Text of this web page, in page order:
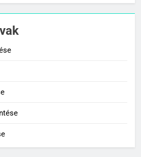
Céltudatos jelentése
C BETŰS SZAVAK JELENTÉSE
C BETŰS SZAVAK JELENTÉSE